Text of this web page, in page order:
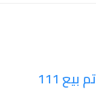
تم بيع 111